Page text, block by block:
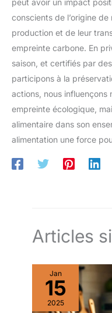
conscients de l’origine
production et de leur
empreinte carbone. En
saison, et certifiés par
participons à la
actions, nous influençons
empreinte écologique,
alimentaire dans son
alimentation une force
Articles
Jan
15
2025